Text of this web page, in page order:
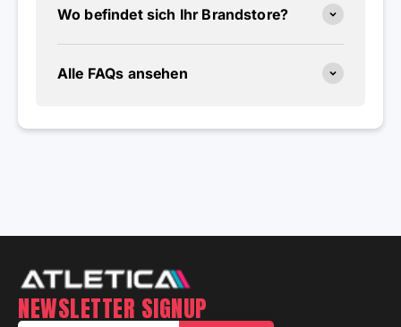
Wo befindet sich Ihr Brandstore?
Alle FAQs ansehen
NEWSLETTER SIGNUP